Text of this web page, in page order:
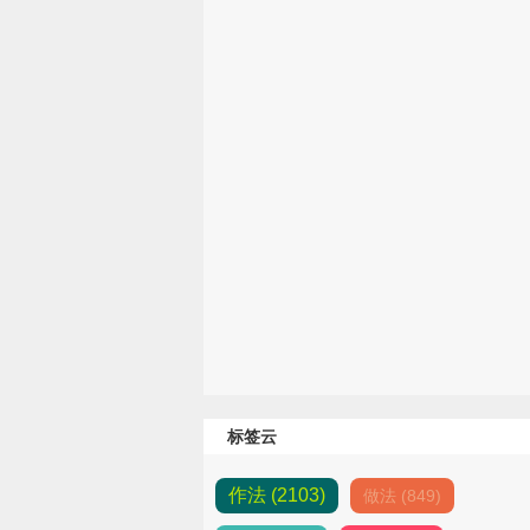
标签云
作法 (2103) 做法 (849)